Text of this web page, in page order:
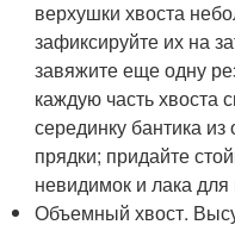
верхушки хвоста
зафиксируйте их на
завяжите еще одну
каждую часть хвоста
серединку бантика
прядки; придайте
невидимок и лака для
Объемный хвост.